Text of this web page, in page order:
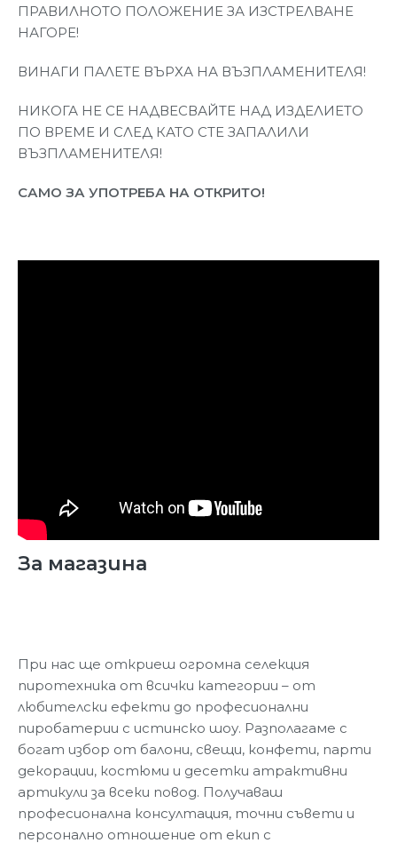
ПРАВИЛНОТО ПОЛОЖЕНИЕ ЗА ИЗСТРЕЛВАНЕ
НАГОРЕ!
ВИНАГИ ПАЛЕТЕ ВЪРХА НА ВЪЗПЛАМЕНИТЕЛЯ!
НИКОГА НЕ СЕ НАДВЕСВАЙТЕ НАД ИЗДЕЛИЕТО
ПО ВРЕМЕ И СЛЕД КАТО СТЕ ЗАПАЛИЛИ
ВЪЗПЛАМЕНИТЕЛЯ!
САМО ЗА УПОТРЕБА НА ОТКРИТО!
За магазина
При нас ще откриеш огромна селекция
пиротехника от всички категории – от
любителски ефекти до професионални
пиробатерии с истинско шоу. Разполагаме с
богат избор от балони, свещи, конфети, парти
декорации, костюми и десетки атрактивни
артикули за всеки повод. Получаваш
професионална консултация, точни съвети и
персонално отношение от екип с